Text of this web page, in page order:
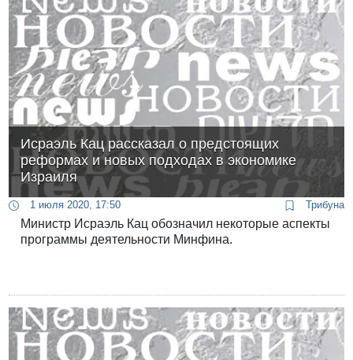
Исраэль Кац рассказал о предстоящих
реформах и новых подходах в экономике
Израиля
1 июля 2020, 17:50 Трибуна
Министр Исраэль Кац обозначил некоторые аспекты
программы деятельности Минфина.